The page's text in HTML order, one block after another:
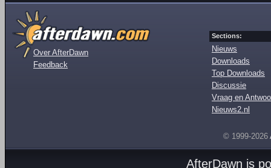
Over AfterDawn
Feedback
Sections:
Nieuws
Downloads
Top Downloads
Discussie
Vraag en
Nieuws2.nl
© 1999-2026
AfterDawn is